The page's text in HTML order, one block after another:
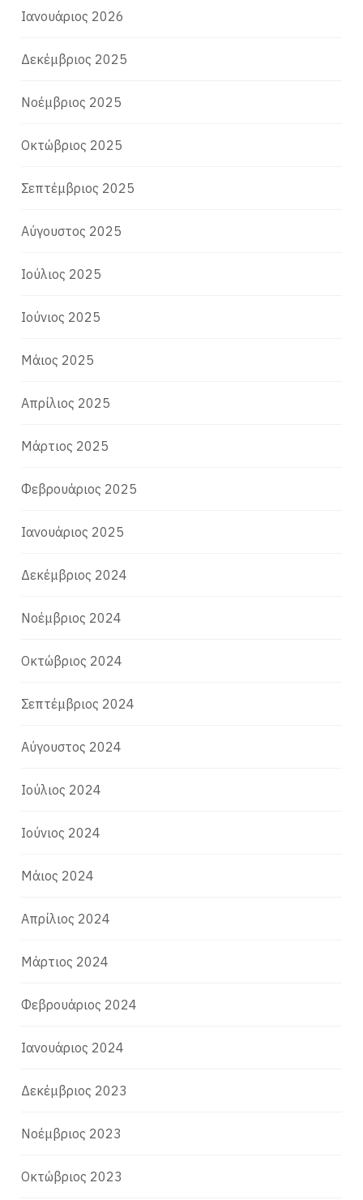
Ιανουάριος 2026
Δεκέμβριος 2025
Νοέμβριος 2025
Οκτώβριος 2025
Σεπτέμβριος 2025
Αύγουστος 2025
Ιούλιος 2025
Ιούνιος 2025
Μάιος 2025
Απρίλιος 2025
Μάρτιος 2025
Φεβρουάριος 2025
Ιανουάριος 2025
Δεκέμβριος 2024
Νοέμβριος 2024
Οκτώβριος 2024
Σεπτέμβριος 2024
Αύγουστος 2024
Ιούλιος 2024
Ιούνιος 2024
Μάιος 2024
Απρίλιος 2024
Μάρτιος 2024
Φεβρουάριος 2024
Ιανουάριος 2024
Δεκέμβριος 2023
Νοέμβριος 2023
Οκτώβριος 2023